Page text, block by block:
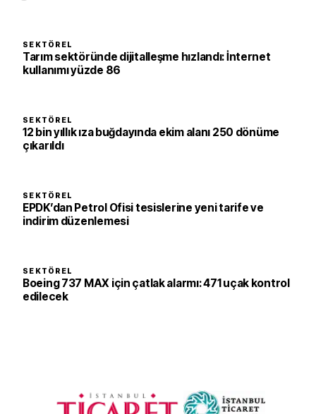
SEKTÖREL
Tarım sektöründe dijitalleşme hızlandı: İnternet
kullanımı yüzde 86
SEKTÖREL
12 bin yıllık ıza buğdayında ekim alanı 250 dönüme
çıkarıldı
SEKTÖREL
EPDK’dan Petrol Ofisi tesislerine yeni tarife ve
indirim düzenlemesi
SEKTÖREL
Boeing 737 MAX için çatlak alarmı: 471 uçak kontrol
edilecek